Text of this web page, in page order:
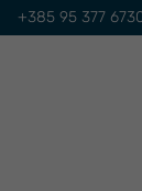
+385 95 377